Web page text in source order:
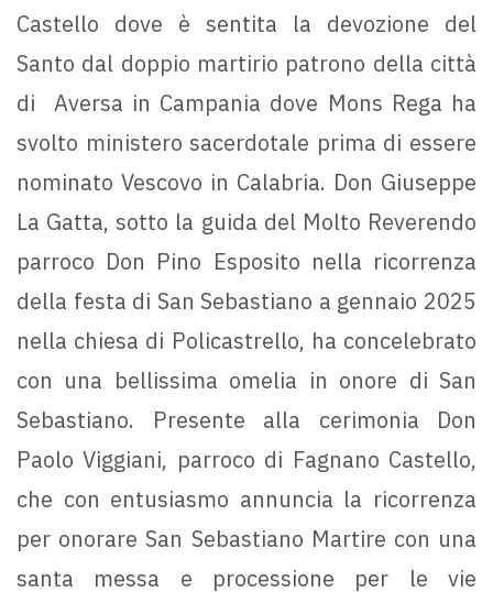
Castello dove è sentita la devozione del
Santo dal doppio martirio patrono della città
di Aversa in Campania dove Mons Rega ha
svolto ministero sacerdotale prima di essere
nominato Vescovo in Calabria. Don Giuseppe
La Gatta, sotto la guida del Molto Reverendo
parroco Don Pino Esposito nella ricorrenza
della festa di San Sebastiano a gennaio 2025
nella chiesa di Policastrello, ha concelebrato
con una bellissima omelia in onore di San
Sebastiano. Presente alla cerimonia Don
Paolo Viggiani, parroco di Fagnano Castello,
che con entusiasmo annuncia la ricorrenza
per onorare San Sebastiano Martire con una
santa messa e processione per le vie